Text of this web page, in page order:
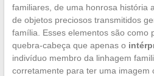
familiares, de uma honrosa história
de objetos preciosos transmitidos
família. Esses elementos são como
quebra-cabeça que apenas o
indivíduo membro da linhagem
corretamente para ter uma imagem